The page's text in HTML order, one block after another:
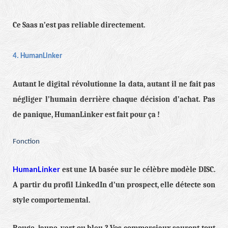
Ce Saas n’est pas reliable directement.
4. HumanLinker
Autant le digital révolutionne la data, autant il ne fait pas
négliger l’humain derrière chaque décision d’achat. Pas
de panique, HumanLinker est fait pour ça !
Fonction
HumanLinker est une IA basée sur le célèbre modèle DISC.
A partir du profil LinkedIn d’un prospect, elle détecte son
style comportemental.